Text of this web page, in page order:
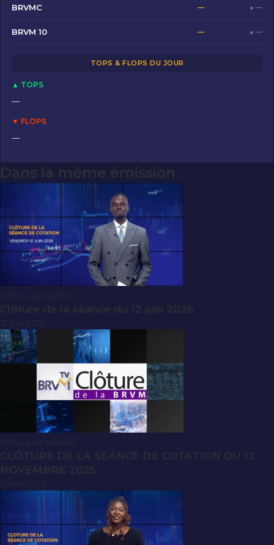
b
o
o
o
n
BRVMC — ● —
BRVM 10 — ● —
TOPS & FLOPS DU JOUR
▲ TOPS
—
▼ FLOPS
—
Dans la même émission
Clôture de la séance du 12 juin 2026
CLÔTURE DE LA SÉANCE DE COTATION DU 12
NOVEMBRE 2025